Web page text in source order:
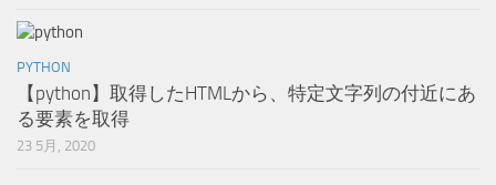
PYTHON
【python】取得したHTMLから、特定文字列の付近にあ
る要素を取得
23 5月, 2020